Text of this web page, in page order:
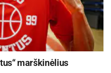
marškinėlius